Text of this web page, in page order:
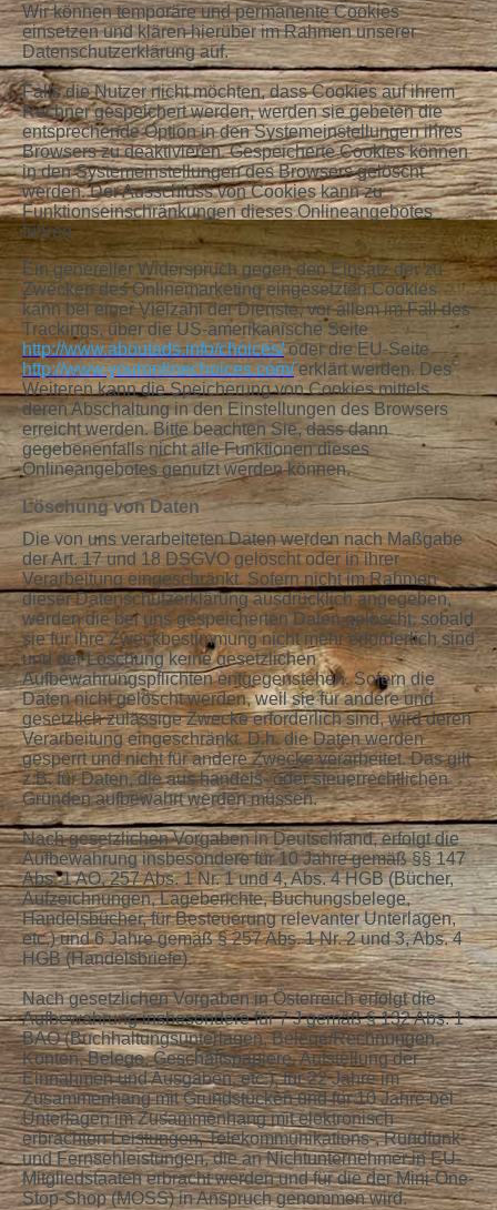
Wir können temporäre und permanente Cookies
einsetzen und klären hierüber im Rahmen unserer
Datenschutzerklärung auf.
Falls die Nutzer nicht möchten, dass Cookies auf ihrem
Rechner gespeichert werden, werden sie gebeten die
entsprechende Option in den Systemeinstellungen ihres
Browsers zu deaktivieren. Gespeicherte Cookies können
in den Systemeinstellungen des Browsers gelöscht
werden. Der Ausschluss von Cookies kann zu
Funktionseinschränkungen dieses Onlineangebotes
führen.
Ein genereller Widerspruch gegen den Einsatz der zu
Zwecken des Onlinemarketing eingesetzten Cookies
kann bei einer Vielzahl der Dienste, vor allem im Fall des
Trackings, über die US-amerikanische Seite
http://www.aboutads.info/choices/oder die EU-Seite
http://www.youronlinechoices.com/erklärt werden. Des
Weiteren kann die Speicherung von Cookies mittels
deren Abschaltung in den Einstellungen des Browsers
erreicht werden. Bitte beachten Sie, dass dann
gegebenenfalls nicht alle Funktionen dieses
Onlineangebotes genutzt werden können.
Löschung von Daten
Die von uns verarbeiteten Daten werden nach Maßgabe
der Art. 17 und 18 DSGVO gelöscht oder in ihrer
Verarbeitung eingeschränkt. Sofern nicht im Rahmen
dieser Datenschutzerklärung ausdrücklich angegeben,
werden die bei uns gespeicherten Daten gelöscht, sobald
sie für ihre Zweckbestimmung nicht mehr erforderlich sind
und der Löschung keine gesetzlichen
Aufbewahrungspflichten entgegenstehen. Sofern die
Daten nicht gelöscht werden, weil sie für andere und
gesetzlich zulässige Zwecke erforderlich sind, wird deren
Verarbeitung eingeschränkt. D.h. die Daten werden
gesperrt und nicht für andere Zwecke verarbeitet. Das gilt
z.B. für Daten, die aus handels- oder steuerrechtlichen
Gründen aufbewahrt werden müssen.
Nach gesetzlichen Vorgaben in Deutschland, erfolgt die
Aufbewahrung insbesondere für 10 Jahre gemäß §§ 147
Abs. 1 AO, 257 Abs. 1 Nr. 1 und 4, Abs. 4 HGB (Bücher,
Aufzeichnungen, Lageberichte, Buchungsbelege,
Handelsbücher, für Besteuerung relevanter Unterlagen,
etc.) und 6 Jahre gemäß § 257 Abs. 1 Nr. 2 und 3, Abs. 4
HGB (Handelsbriefe).
Nach gesetzlichen Vorgaben in Österreich erfolgt die
Aufbewahrung insbesondere für 7 J gemäß § 132 Abs. 1
BAO (Buchhaltungsunterlagen, Belege/Rechnungen,
Konten, Belege, Geschäftspapiere, Aufstellung der
Einnahmen und Ausgaben, etc.), für 22 Jahre im
Zusammenhang mit Grundstücken und für 10 Jahre bei
Unterlagen im Zusammenhang mit elektronisch
erbrachten Leistungen, Telekommunikations-, Rundfunk-
und Fernsehleistungen, die an Nichtunternehmer in EU-
Mitgliedstaaten erbracht werden und für die der Mini-One-
Stop-Shop (MOSS) in Anspruch genommen wird.